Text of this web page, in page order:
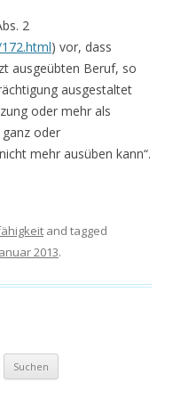
2
) vor, dass
ausgeübten Beruf, so
ausgestaltet
oder mehr als
oder
mehr ausüben kann“.
and tagged
2013.